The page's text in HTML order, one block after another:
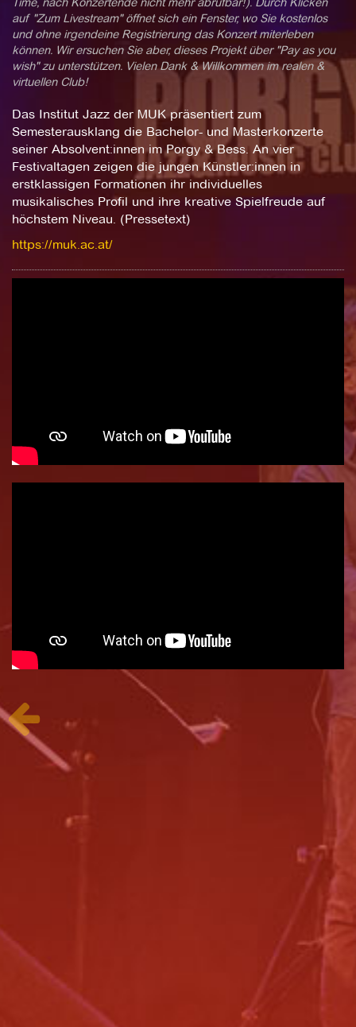
auf "Zum Livestream" öffnet sich ein Fenster, wo Sie kostenlos
und ohne irgendeine Registrierung das Konzert miterleben
können. Wir ersuchen Sie aber, dieses Projekt über "Pay as you
wish" zu unterstützen. Vielen Dank & Willkommen im realen &
virtuellen Club!
Das Institut Jazz der MUK präsentiert zum
Semesterausklang die Bachelor- und Masterkonzerte
seiner Absolvent:innen im Porgy & Bess. An vier
Festivaltagen zeigen die jungen Künstler:innen in
erstklassigen Formationen ihr individuelles
musikalisches Profil und ihre kreative Spielfreude auf
höchstem Niveau. (Pressetext)
https://muk.ac.at/